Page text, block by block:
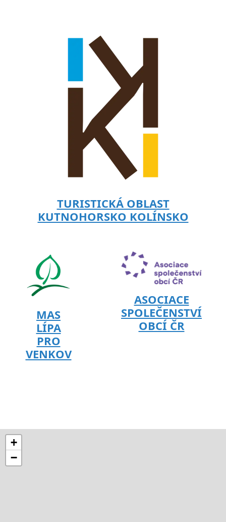
TURISTICKÁ OBLAST
KUTNOHORSKO KOLÍNSKO
MAS
LÍPA
PRO
VENKOV
ASOCIACE
SPOLEČENSTVÍ
OBCÍ ČR
+
−